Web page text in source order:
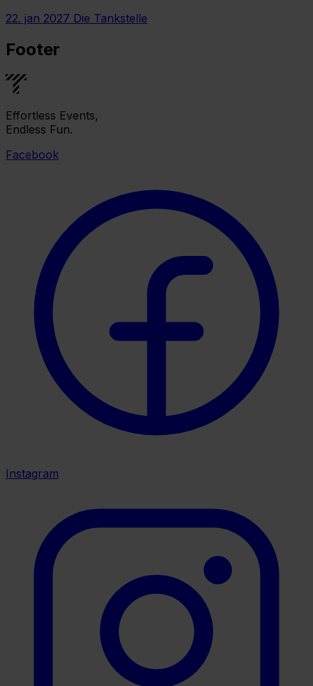
22. jan 2027 Die Tankstelle
Footer
Effortless Events,
Endless Fun.
Facebook
Instagram